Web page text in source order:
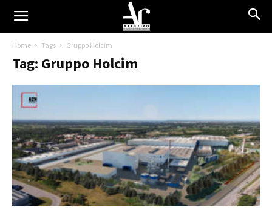
Home Tags Gruppo Holcim
Tag: Gruppo Holcim